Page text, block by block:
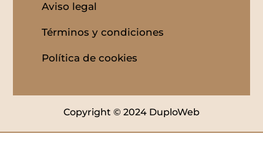
Aviso legal
Términos y condiciones
Política de cookies
Copyright © 2024 DuploWeb